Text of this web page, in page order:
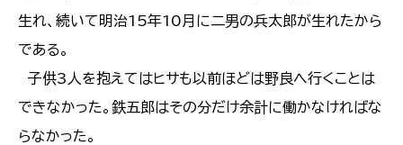
生れ、続いて明治15年10月に二男の兵太郎が生れたから
である。
子供3人を抱えてはヒサも以前ほどは野良へ行くことは
できなかった。鉄五郎はその分だけ余計に働かなければな
らなかった。